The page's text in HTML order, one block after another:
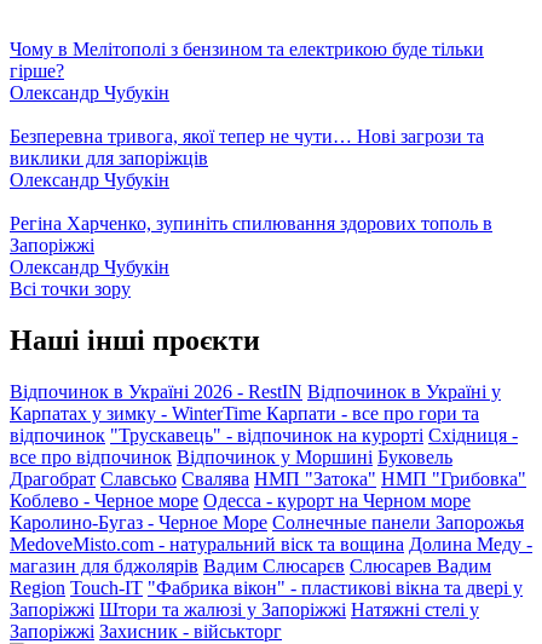
Чому в Мелітополі з бензином та електрикою буде тільки
гірше?
Олександр Чубукін
Безперевна тривога, якої тепер не чути… Нові загрози та
виклики для запоріжців
Олександр Чубукін
Регіна Харченко, зупиніть спилювання здорових тополь в
Запоріжжі
Олександр Чубукін
Всі точки зору
Наші інші проєкти
Відпочинок в Україні 2026 - RestIN Відпочинок в Україні у
Карпатах у зимку - WinterTime Карпати - все про гори та
відпочинок "Трускавець" - відпочинок на курорті Східниця -
все про відпочинок Відпочинок у Моршині Буковель
Драгобрат Славсько Свалява НМП "Затока" НМП "Грибовка"
Коблево - Черное море Одесса - курорт на Черном море
Каролино-Бугаз - Черное Море Солнечные панели Запорожья
MedoveMisto.com - натуральний віск та вощина Долина Меду -
магазин для бджолярів Вадим Слюсарєв Слюсарев Вадим
Region Touch-IT "Фабрика вікон" - пластикові вікна та двері у
Запоріжжі Штори та жалюзі у Запоріжжі Натяжні стелі у
Запоріжжі Захисник - військторг